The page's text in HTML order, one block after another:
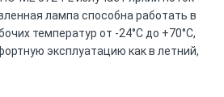
лампа способна работать в
температур от -24°C до +70°C,
эксплуатацию как в летний,